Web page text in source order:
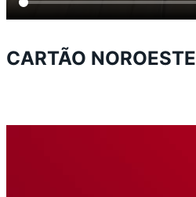
CARTÃO NOROESTE